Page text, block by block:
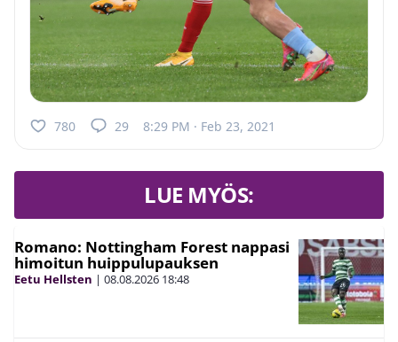
780 29 8:29 PM · Feb 23, 2021
LUE MYÖS:
Romano: Nottingham Forest nappasi
himoitun huippulupauksen
Eetu Hellsten | 08.08.2026 18:48